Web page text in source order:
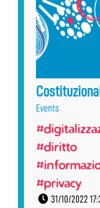
Events
#diritto
#privacy
31/10/2022